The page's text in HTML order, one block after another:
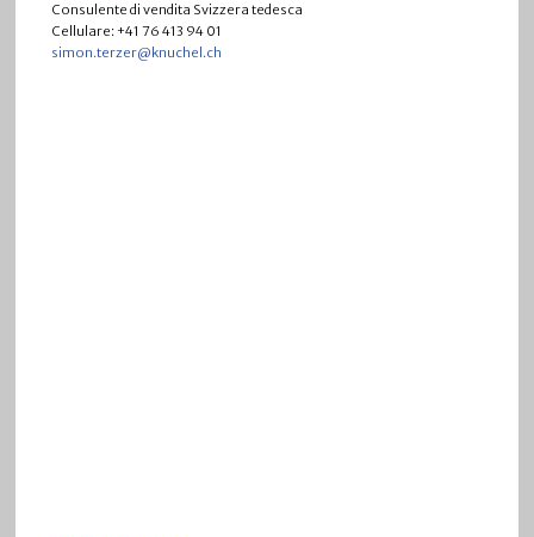
Consulente di vendita Svizzera tedesca
Cellulare: +41 76 413 94 01
simon.terzer@knuchel.ch